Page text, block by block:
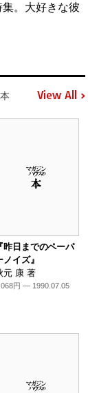
。大好きな彼
View All
『昨日までのペーパ
ノイズ』
元 康 著
円 — 1990.07.05